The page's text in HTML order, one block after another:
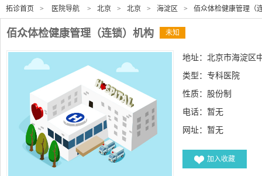
拓诊首页 > 医院导航 > 北京 > 北京 > 海淀区 > 佰众体检健康管理（
佰众体检健康管理（连锁）机构 未知
地址：北京市海淀区
类型：专科医院
性质：股份制
电话：暂无
网址： 暂无
加入收藏